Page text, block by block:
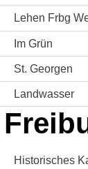
Lehen Frbg
Im Grün
St. Georgen
Landwasser
Historisches